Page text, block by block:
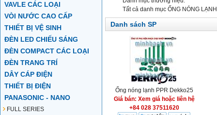
VAVLE CÁC LOẠI
VÒI NƯỚC CAO CẤP
THIẾT BỊ VỆ SINH
ĐÈN LED CHIẾU SÁNG
ĐÈN COMPACT CÁC LOẠI
ĐÈN TRANG TRÍ
DÂY CÁP ĐIỆN
THIẾT BỊ ĐIỆN
PANASONIC - NANO
FULL SERIES
Tất cả danh mục ỐNG NÓNG
Danh sách SP
Ống nóng lạnh PPR Dekko25
Giá bán: Xem giá hoặc liên hệ
+84 028 37511620